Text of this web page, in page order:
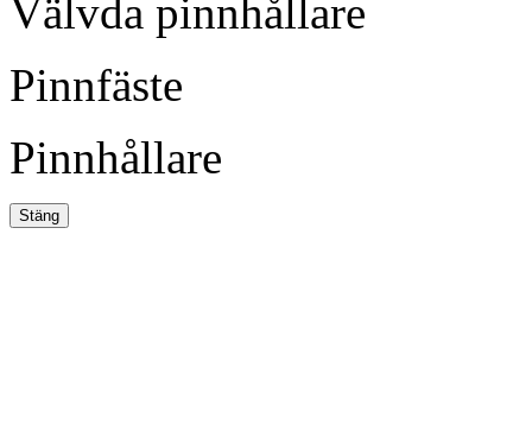
Välvda pinnhållare
Pinnfäste
Pinnhållare
Stäng